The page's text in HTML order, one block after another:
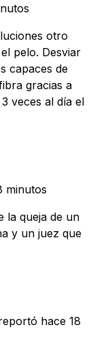
otro
pelo. Desviar
capaces de
gracias a
veces al día el
minutos
la queja de un
y un juez que
hace 18